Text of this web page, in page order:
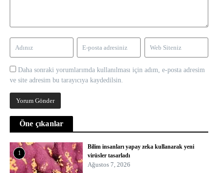
Daha sonraki yorumlarımda kullanılması için adım, e-posta adresim
ve site adresim bu tarayıcıya kaydedilsin.
Öne çıkanlar
1
Bilim insanları yapay zeka kullanarak yeni
virüsler tasarladı
Ağustos 7, 2026